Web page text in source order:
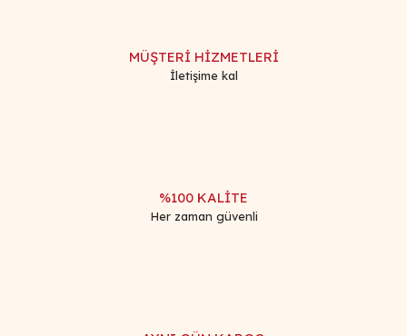
MÜŞTERİ HİZMETLERİ
İletişime kal
%100 KALİTE
Her zaman güvenli